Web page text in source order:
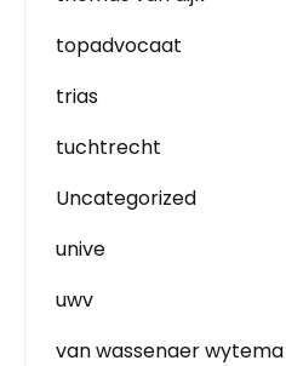
topadvocaat
trias
tuchtrecht
Uncategorized
unive
uwv
van wassenaer wytema